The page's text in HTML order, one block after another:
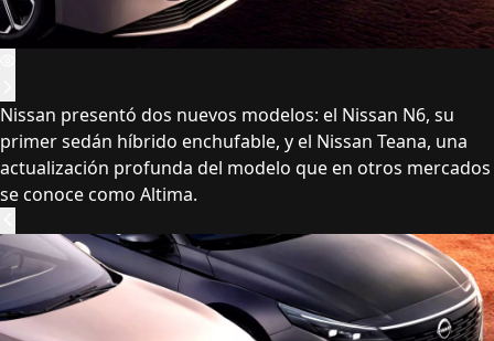
Nissan presentó dos nuevos modelos: el Nissan N6, su
primer sedán híbrido enchufable, y el Nissan Teana, una
actualización profunda del modelo que en otros mercados
se conoce como Altima.